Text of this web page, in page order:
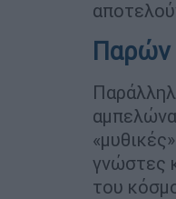
Παρών
γνώστες
του